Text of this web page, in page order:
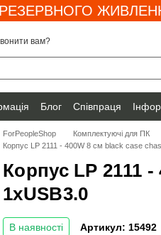
вам?
Блог Співпраця
ForPeopleShop Комплектуючі для ПК
Корпус LP 2111 - 400W 8 см black case
Корпус LP 2111
1xUSB3.0
В наявності Артикул: 15492